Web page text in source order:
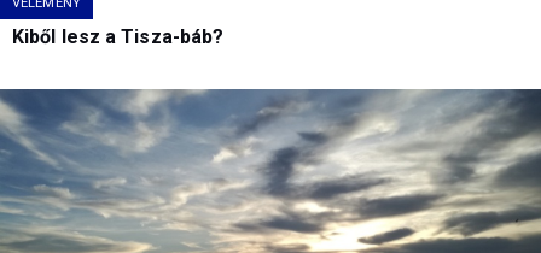
Kiből lesz a Tisza-báb?